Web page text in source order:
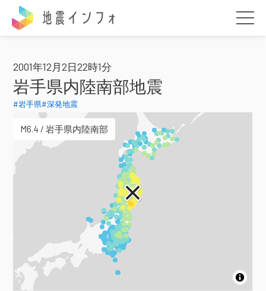
2001年12月2日22時1分
岩手県内陸南部地震
#岩手県#深発地震
M6.4 / 岩手県内陸南部